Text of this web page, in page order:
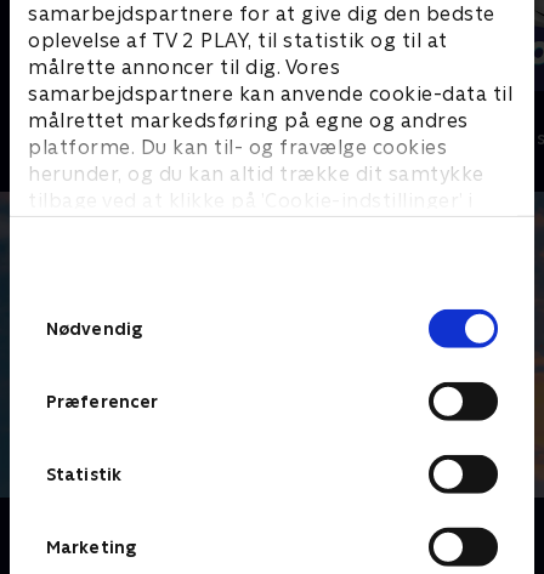
samarbejdspartnere for at give dig den bedste
oplevelse af TV 2 PLAY, til statistik og til at
målrette annoncer til dig. Vores
samarbejdspartnere kan anvende cookie-data til
målrettet markedsføring på egne og andres
platforme. Du kan til- og fravælge cookies
herunder, og du kan altid trække dit samtykke
tilbage ved at klikke på ’Cookie-indstillinger’ i
Nødvendig
Præferencer
Statistik
Marketing
Vicke Viking
Børneserier • 1 sæsoner
Olly & Lea
Børneserier • 1
De bedste venner Sten, Saks og Papir deler en